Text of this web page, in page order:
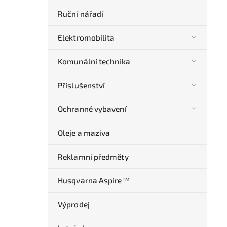
Ruční nářadí
Elektromobilita
Komunální technika
Příslušenství
Ochranné vybavení
Oleje a maziva
Reklamní předměty
Husqvarna Aspire™
Výprodej